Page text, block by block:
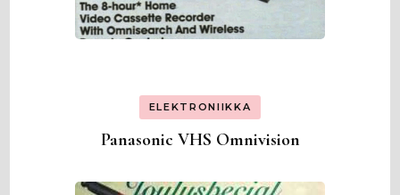
ELEKTRONIIKKA
Panasonic VHS Omnivision